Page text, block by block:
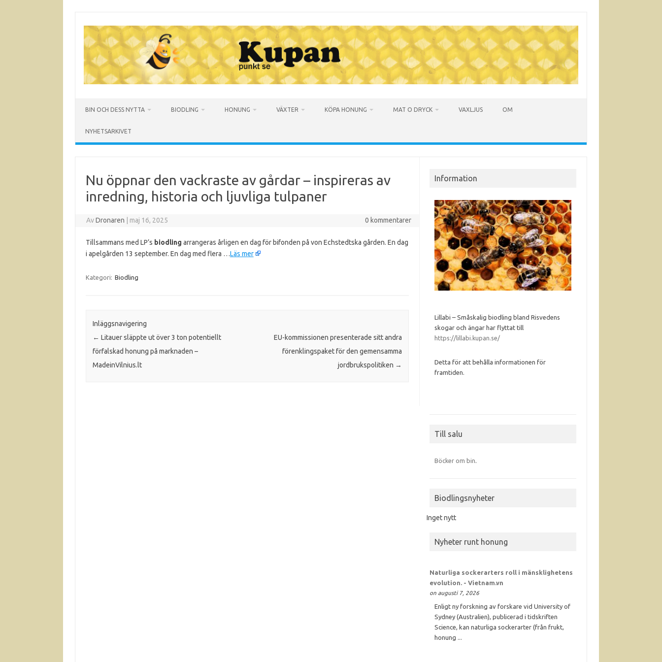
innehåll
BIN OCH DESS NYTTA BIODLING HONUNG VÄXTER KÖPA HONUNG MAT O DRYCK VAXLJUS OM
NYHETSARKIVET
Nu öppnar den vackraste av gårdar – inspireras av
inredning, historia och ljuvliga tulpaner
AvDronaren maj 16, 2025 0 kommentarer
Tillsammans med LP’s biodling arrangeras årligen en dag för bifonden på von Echstedtska gården. En dag
i apelgården 13 september. En dag med flera …Läs mer
Kategori: Biodling
Inläggsnavigering
← Litauer släppte ut över 3 ton potentiellt
förfalskad honung på marknaden –
MadeinVilnius.lt
EU-kommissionen presenterade sitt andra
förenklingspaket för den gemensamma
jordbrukspolitiken →
Information
Lillabi – Småskalig biodling bland Risvedens
skogar och ängar har flyttat till
https://lillabi.kupan.se/
Detta för att behålla informationen för
framtiden.
Till salu
Böcker om bin.
Biodlingsnyheter
Inget nytt
Nyheter runt honung
Naturliga sockerarters roll i mänsklighetens
evolution. - Vietnam.vn
on augusti 7, 2026
Enligt ny forskning av forskare vid University of
Sydney (Australien), publicerad i tidskriften
Science, kan naturliga sockerarter (från frukt,
honung ...